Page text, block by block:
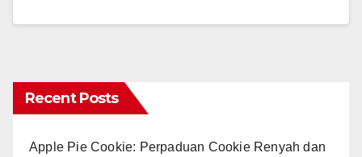
Recent Posts
Apple Pie Cookie: Perpaduan Cookie Renyah dan